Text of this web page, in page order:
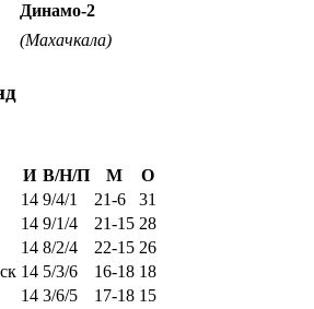
Динамо-2
(Махачкала)
И В/Н/П М
О
14 9/4/1 21-6
31
14 9/1/4 21-15 28
14 8/2/4 22-15 26
14 5/3/6 16-18 18
14 3/6/5 17-18 15